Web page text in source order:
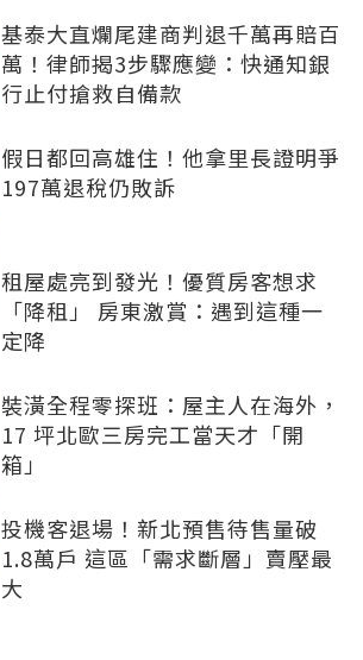
基泰大直爛尾建商判退千萬再賠百
萬！律師揭3步驟應變：快通知銀
行止付搶救自備款
假日都回高雄住！他拿里長證明爭
197萬退稅仍敗訴
租屋處亮到發光！優質房客想求
「降租」 房東激賞：遇到這種一
定降
裝潢全程零探班：屋主人在海外，
17 坪北歐三房完工當天才「開
箱」
投機客退場！新北預售待售量破
1.8萬戶 這區「需求斷層」賣壓最
大